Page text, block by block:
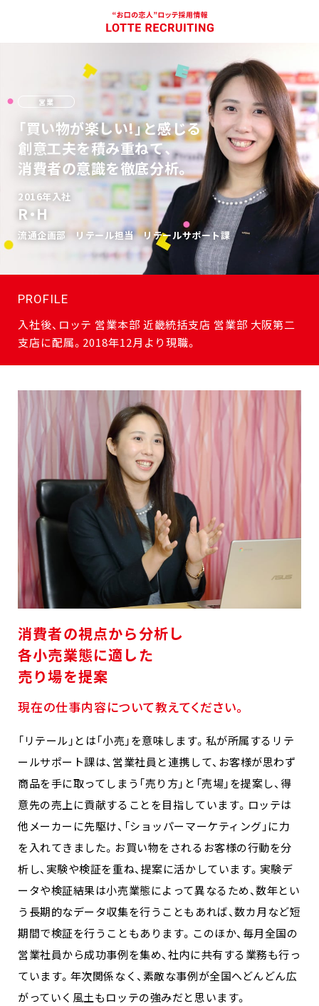
営業
「買い物が楽しい!」と感じる
創意工夫を積み重ねて、
消費者の意識を徹底分析。
2016年入社
R・H
流通企画部 リテール担当 リテールサポート課
PROFILE
入社後、ロッテ 営業本部 近畿統括支店 営業部 大阪第二
支店に配属。2018年12月より現職。
消費者の視点から分析し
各小売業態に適した
売り場を提案
現在の仕事内容について教えてください。
「リテール」とは「小売」を意味します。私が所属するリテ
ールサポート課は、営業社員と連携して、お客様が思わず
商品を手に取ってしまう「売り方」と「売場」を提案し、得
意先の売上に貢献することを目指しています。ロッテは
他メーカーに先駆け、「ショッパーマーケティング」に力
を入れてきました。お買い物をされるお客様の行動を分
析し、実験や検証を重ね、提案に活かしています。実験デ
ータや検証結果は小売業態によって異なるため、数年とい
う長期的なデータ収集を行うこともあれば、数カ月など短
期間で検証を行うこともあります。このほか、毎月全国の
営業社員から成功事例を集め、社内に共有する業務も行っ
ています。年次関係なく、素敵な事例が全国へどんどん広
がっていく風土もロッテの強みだと思います。